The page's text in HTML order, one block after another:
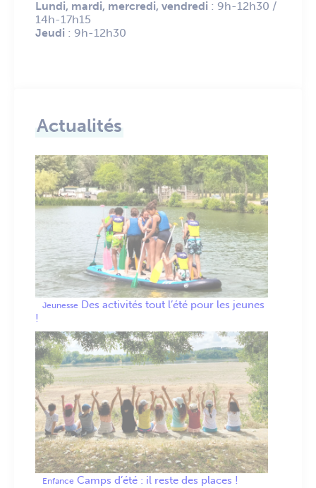
Lundi, mardi, mercredi, vendredi : 9h-12h30 /
14h-17h15
Jeudi : 9h-12h30
Actualités
Jeunesse Des activités tout l’été pour les jeunes
!
Enfance Camps d’été : il reste des places !